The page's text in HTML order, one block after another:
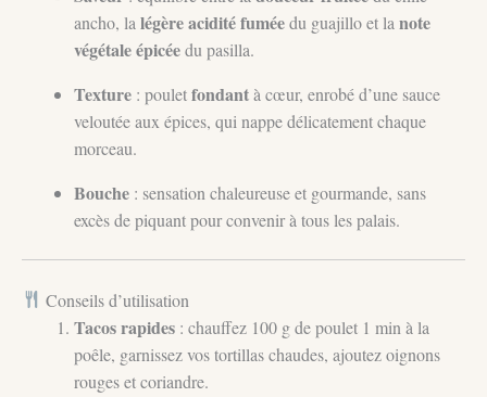
ancho, la légère acidité fuméedu guajillo et la note
végétale épicéedu pasilla.
Texture : pouletfondantà cœur, enrobé d’une sauce
veloutée aux épices, qui nappe délicatement chaque
morceau.
Bouche : sensation chaleureuse et gourmande, sans
excès de piquant pour convenir à tous les palais.
Conseils d’utilisation
Tacos rapides : chauffez 100 g de poulet 1 min à la
poêle, garnissez vos tortillas chaudes, ajoutez oignons
rouges et coriandre.